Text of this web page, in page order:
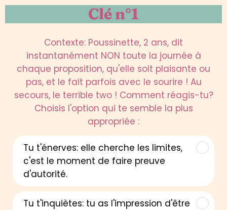
Clé n°1
Contexte: Poussinette, 2 ans, dit
instantanément NON toute la journée à
chaque proposition, qu'elle soit plaisante ou
pas, et le fait parfois avec le sourire ! Au
secours, le terrible two ! Comment réagis-tu?
Choisis l'option qui te semble la plus
appropriée :
Tu t'énerves: elle cherche les limites,
c'est le moment de faire preuve
d'autorité.
Tu t'inquiètes: tu as l'impression d'être